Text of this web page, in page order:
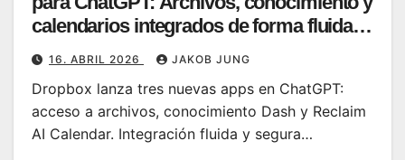
calendarios integrados de forma fluida
en los diálogos de IA
16. ABRIL 2026 JAKOB JUNG
Dropbox lanza tres nuevas apps en ChatGPT:
acceso a archivos, conocimiento Dash y Reclaim
AI Calendar. Integración fluida y segura…